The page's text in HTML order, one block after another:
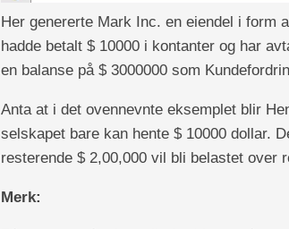
Her genererte Mark Inc. en eiendel i form
hadde betalt $ 10000 i kontanter og har
en balanse på $ 3000000 som
Anta at i det ovennevnte eksemplet blir
selskapet bare kan hente $ 10000 dollar.
resterende $ 2,00,000 vil bli belastet over
Merk: